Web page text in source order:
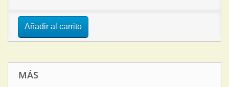
Añadir al carrito
MÁS